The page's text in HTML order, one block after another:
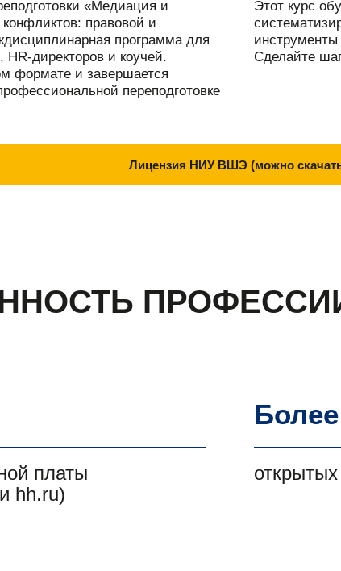
«Медиация и
правовой и
программа для
директоров и коучей.
формате и завершается
переподготовке
Этот курс
Сделайте
Лицензия НИУ ВШЭ (можно
платы
hh.ru)